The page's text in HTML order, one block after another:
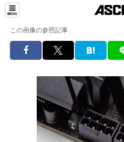
この画像の参照記事